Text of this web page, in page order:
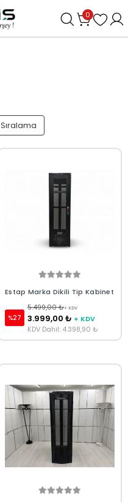
0
Sıralama
Estap Marka Dikili Tip Kabinet
%27
5.499,00 ₺+ KDV
3.999,00 ₺ + KDV
KDV Dahil: 4.398,90 ₺